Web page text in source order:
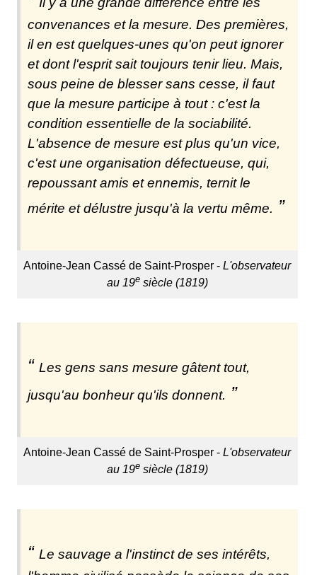
convenances et la mesure. Des premières,
il en est quelques-unes qu'on peut ignorer
et dont l'esprit sait toujours tenir lieu. Mais,
sous peine de blesser sans cesse, il faut
que la mesure participe à tout : c'est la
condition essentielle de la sociabilité.
L'absence de mesure est plus qu'un vice,
c'est une organisation défectueuse, qui,
repoussant amis et ennemis, ternit le
mérite et délustre jusqu'à la vertu même.
Antoine-Jean Cassé de Saint-Prosper -L'observateur
au 19esiècle (1819)
Les gens sans mesure gâtent tout,
jusqu'au bonheur qu'ils donnent.
Antoine-Jean Cassé de Saint-Prosper -L'observateur
au 19esiècle (1819)
Le sauvage a l'instinct de ses intérêts,